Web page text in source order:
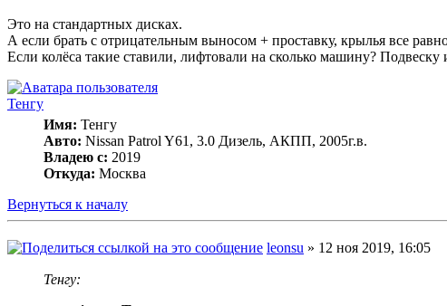
Это на стандартных дисках.
А если брать с отрицательным выносом + проставку, крылья все равно
Если колёса такие ставили, лифтовали на сколько машину? Подвеску
Тенгу
Имя: Тенгу
Авто: Nissan Patrol Y61, 3.0 Дизель, АКПП, 2005г.в.
Владею с: 2019
Откуда: Москва
Вернуться к началу
leonsu » 12 ноя 2019, 16:05
Тенгу: